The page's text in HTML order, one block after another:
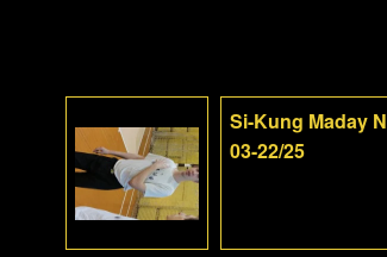
Si-Kung Maday
03-22/25